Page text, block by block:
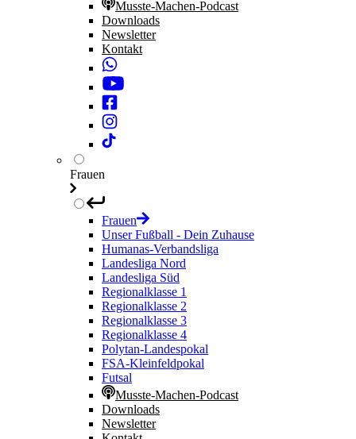
Musste-Machen-Podcast
Downloads
Newsletter
Kontakt
Frauen
Frauen
Unser Fußball - Dein Zuhause
Humanas-Verbandsliga
Landesliga Nord
Landesliga Süd
Regionalklasse 1
Regionalklasse 2
Regionalklasse 3
Regionalklasse 4
Polytan-Landespokal
FSA-Kleinfeldpokal
Futsal
Musste-Machen-Podcast
Downloads
Newsletter